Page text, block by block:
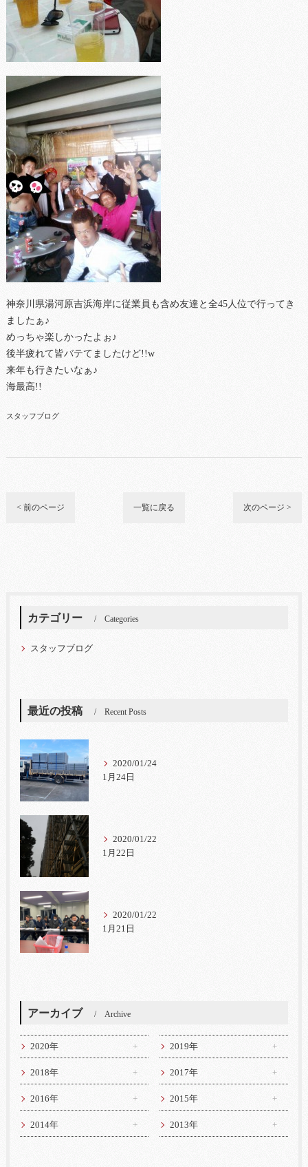
神奈川県湯河原吉浜海岸に従業員も含め友達と全45人位で行ってき
ましたぁ♪
めっちゃ楽しかったよぉ♪
後半疲れて皆バテてましたけど!!w
来年も行きたいなぁ♪
海最高!!
スタッフブログ
< 前のページ 一覧に戻る 次のページ >
カテゴリー Categories
スタッフブログ
最近の投稿 Recent Posts
2020/01/24
1月24日
2020/01/22
1月22日
2020/01/22
1月21日
アーカイブ Archive
2020年 2019年
2018年 2017年
2016年 2015年
2014年 2013年